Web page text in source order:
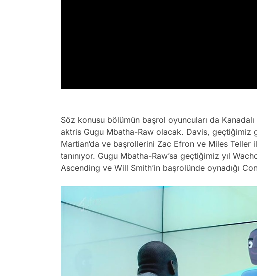
Söz konusu bölümün başrol oyuncuları da
aktris Gugu Mbatha-Raw olacak. Davis, geçtiğimiz
Martian‘da ve başrollerini Zac Efron ve Miles Teller
tanınıyor. Gugu Mbatha-Raw’sa geçtiğimiz yıl
Ascending ve Will Smith’in başrolünde oynadığı